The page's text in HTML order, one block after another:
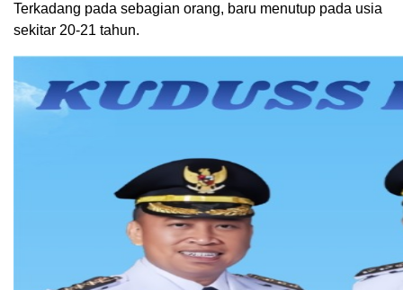
Terkadang pada sebagian orang, baru menutup pada usia
sekitar 20-21 tahun.